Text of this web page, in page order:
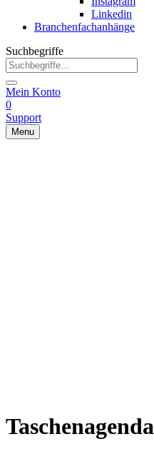
Linkedin
Branchenfachanhänge
Suchbegriffe
Mein Konto
0
Support
Menu
Taschenagenda